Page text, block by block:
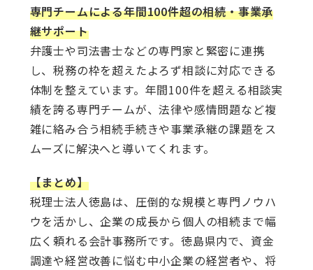
専門チームによる年間100件超の相続・事業承
継サポート
弁護士や司法書士などの専門家と緊密に連携
し、税務の枠を超えたよろず相談に対応できる
体制を整えています。年間100件を超える相談実
績を誇る専門チームが、法律や感情問題など複
雑に絡み合う相続手続きや事業承継の課題をス
ムーズに解決へと導いてくれます。
【まとめ】
税理士法人徳島は、圧倒的な規模と専門ノウハ
ウを活かし、企業の成長から個人の相続まで幅
広く頼れる会計事務所です。徳島県内で、資金
調達や経営改善に悩む中小企業の経営者や、将